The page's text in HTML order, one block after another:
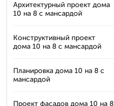
Архитектурный проект дома
10 на 8 с мансардой
Конструктивный проект
дома 10 на 8 с мансардой
Планировка дома 10 на 8 с
мансардой
Проект фасадов дома 10 на 8